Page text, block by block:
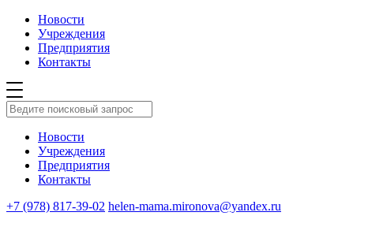
Новости
Учреждения
Предприятия
Контакты
Новости
Учреждения
Предприятия
Контакты
+7 (978) 817-39-02 helen-mama.mironova@yandex.ru